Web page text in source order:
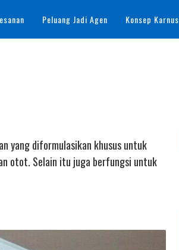
Peluang Jadi Agen Konsep Karnus
yang diformulasikan khusus untuk
otot. Selain itu juga berfungsi untuk